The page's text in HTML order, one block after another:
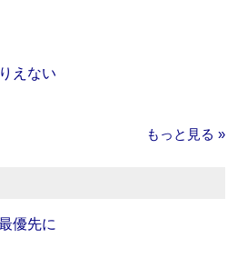
えない
もっと見る »
優先に